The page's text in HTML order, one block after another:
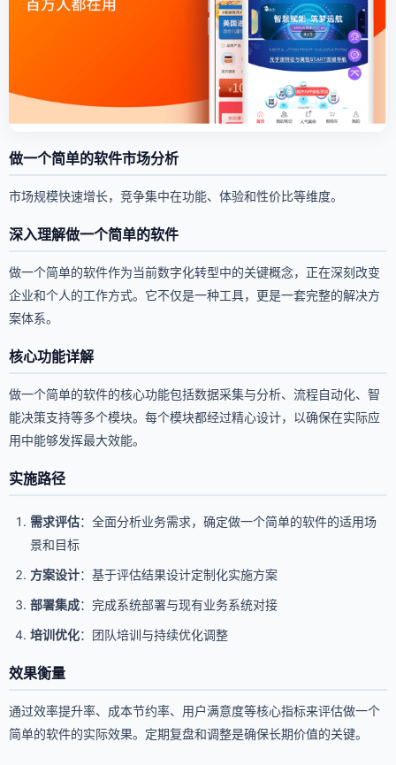
做一个简单的软件市场分析
市场规模快速增长，竞争集中在功能、体验和性价比等维度。
深入理解做一个简单的软件
做一个简单的软件作为当前数字化转型中的关键概念，正在深刻改变
企业和个人的工作方式。它不仅是一种工具，更是一套完整的解决方
案体系。
核心功能详解
做一个简单的软件的核心功能包括数据采集与分析、流程自动化、智
能决策支持等多个模块。每个模块都经过精心设计，以确保在实际应
用中能够发挥最大效能。
实施路径
需求评估：全面分析业务需求，确定做一个简单的软件的适用场
景和目标
方案设计：基于评估结果设计定制化实施方案
部署集成：完成系统部署与现有业务系统对接
培训优化：团队培训与持续优化调整
效果衡量
通过效率提升率、成本节约率、用户满意度等核心指标来评估做一个
简单的软件的实际效果。定期复盘和调整是确保长期价值的关键。